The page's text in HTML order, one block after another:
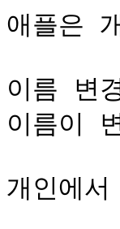
애플은
이름 변
이름이
개인에